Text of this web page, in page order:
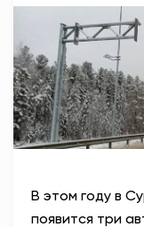
В этом году в
появится три